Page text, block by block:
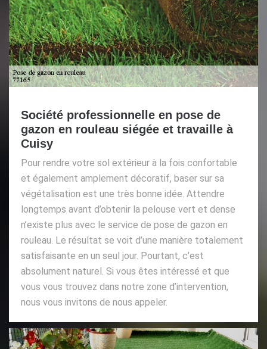
Société professionnelle en pose de
gazon en rouleau siégée et travaille à
Cuisy
Pour rendre votre sol extérieur à la fois confortable
et également amplement décoratif, baser sur sa
végétalisation est une très bonne idée. Attendre
longtemps avant d’obtenir la pelouse vert et dense
n’existe plus avec le service de pose de gazon en
rouleau. Le résultat se voit d’une manière totalement
satisfaisante en un seul jour. Pourtant, c’est
absolument naturel. Si vous êtes intéressé et que
vous vous trouvez dans notre zone d’intervention,
nous vous invitons de nous appeler.